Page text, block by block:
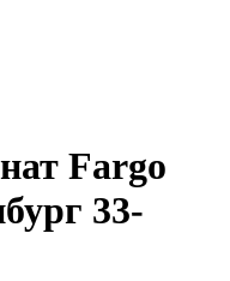
Fargo
33-